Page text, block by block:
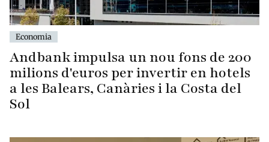
Economia
Andbank impulsa un nou fons de 200
milions d'euros per invertir en hotels
a les Balears, Canàries i la Costa del
Sol